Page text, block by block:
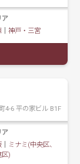
ア
｜ 神戸・三宮
4-6 平の家ビル B1F
ア
｜
ミナミ(中央区、
区)